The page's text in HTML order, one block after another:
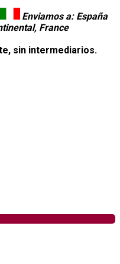
Enviamos a: España
France
sin intermediarios.